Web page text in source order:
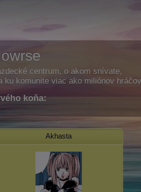
centrum, o akom snívate,
ku komunite viac ako miliónov
koňa:
Akhasta